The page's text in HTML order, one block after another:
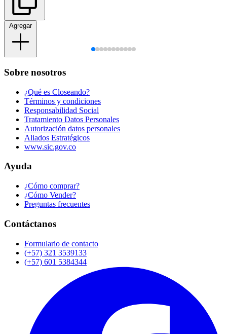
Agregar
Sobre nosotros
¿Qué es Closeando?
Términos y condiciones
Responsabilidad Social
Tratamiento Datos Personales
Autorización datos personales
Aliados Estratégicos
www.sic.gov.co
Ayuda
¿Cómo comprar?
¿Cómo Vender?
Preguntas frecuentes
Contáctanos
Formulario de contacto
(+57) 321 3539133
(+57) 601 5384344